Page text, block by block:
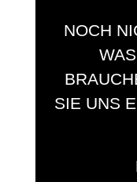
NOCH
SIE UNS